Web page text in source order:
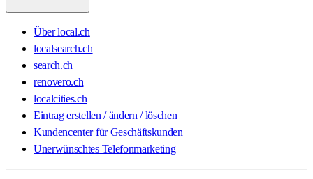
Über local.ch
localsearch.ch
search.ch
renovero.ch
localcities.ch
Eintrag erstellen / ändern / löschen
Kundencenter für Geschäftskunden
Unerwünschtes Telefonmarketing